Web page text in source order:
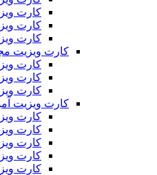
کارت
کارت
کارت
کارت ویزیت
کارت
کارت
کارت
کارت ویزیت
کارت
کارت
کارت
کارت
کارت